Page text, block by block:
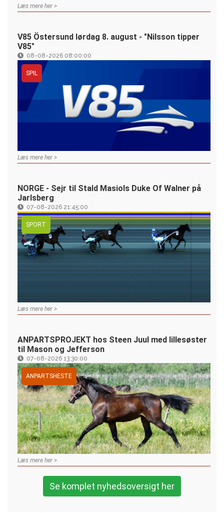
Læs mere her >
V85 Östersund lørdag 8. august - "Nilsson tipper
V85"
08-08-2026 08:00:00
SPIL
Læs mere her >
NORGE - Sejr til Stald Masiols Duke Of Walner på
Jarlsberg
07-08-2026 21:45:00
SPORT
Læs mere her >
ANPARTSPROJEKT hos Steen Juul med lillesøster
til Mason og Jefferson
07-08-2026 13:30:00
ANPARTSHESTE
Læs mere her >
Se komplet nyhedsoversigt her